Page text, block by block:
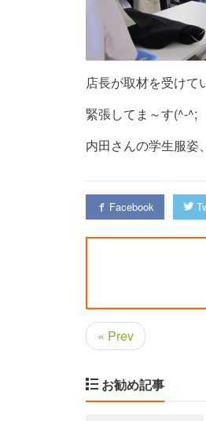
店長が取材を受
緊張してま～
内田さんの学生服
Facebook
« Prev
お勧め記事